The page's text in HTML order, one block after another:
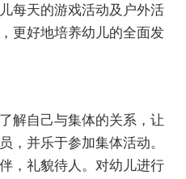
每天的游戏活动及户外活
更好地培养幼儿的全面发
解自己与集体的关系，让
，并乐于参加集体活动。
，礼貌待人。对幼儿进行